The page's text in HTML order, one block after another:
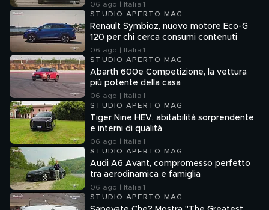
06 ago | Italia 1
STUDIO APERTO MAG
Renault Symbioz, nuovo motore Eco-G
120 per chi cerca consumi contenuti
06 ago | Italia 1
STUDIO APERTO MAG
Abarth 600e Competizione, la vettura
più potente della casa
06 ago | Italia 1
STUDIO APERTO MAG
Tiger Nine HEV, abitabilità sorprendente
e interni di qualità
06 ago | Italia 1
STUDIO APERTO MAG
Audi A6 Avant, compromesso perfetto
tra aerodinamica e famiglia
06 ago | Italia 1
STUDIO APERTO MAG